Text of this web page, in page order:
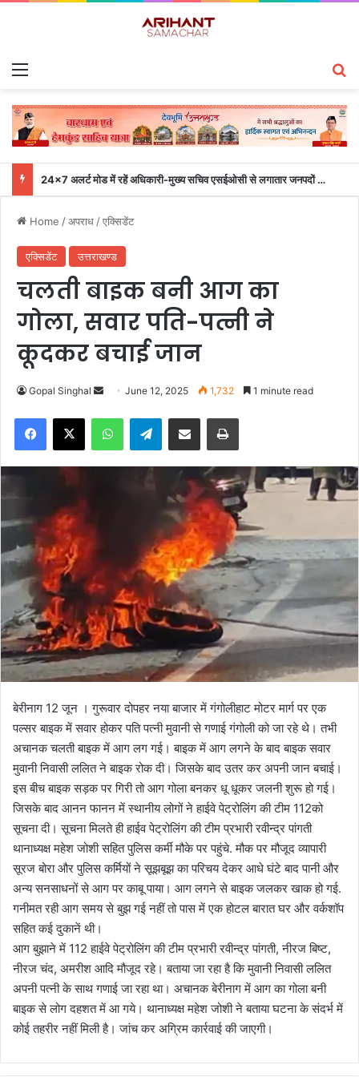
24×7 अलर्ट मोड में रहें अधिकारी-मुख्य सचिव एसईओसी से लगातार जनपदों के साथ समन्वय बनाए रखने के निर्देश
Home /अपराध /एक्सिडेंट
एक्सिडेंट उत्तराखण्ड
चलती बाइक बनी आग का
गोला, सवार पति-पत्नी ने
कूदकर बचाई जान
Gopal Singhal
n
d
a
i
l
June 12, 2025 1,732 1 minute read
Telegram
बेरीनाग 12 जून । गुरूवार दोपहर नया बाजार में गंगोलीहाट मोटर मार्ग पर एक
पल्सर बाइक में सवार होकर पति पत्नी मुवानी से गणाई गंगोली को जा रहे थे। तभी
अचानक चलती बाइक में आग लग गई। बाइक में आग लगने के बाद बाइक सवार
मुवानी निवासी ललित ने बाइक रोक दी। जिसके बाद उतर कर अपनी जान बचाई।
इस बीच बाइक सड़क पर गिरी तो आग गोला बनकर धू धूकर जलनी शुरू हो गई।
जिसके बाद आनन फानन में स्थानीय लोगों ने हाईवे पेट्रोलिंग की टीम 112को
सूचना दी। सूचना मिलते ही हाईव पेट्रोलिंग की टीम प्रभारी रवीन्द्र पांगती
थानाध्यक्ष महेश जोशी सहित पुलिस कर्मी मौके पर पहुंचे. मौक पर मौजूद व्यापारी
सूरज बोरा और पुलिस कर्मियों ने सूझबूझ का परिचय देकर आधे घंटे बाद पानी और
अन्य सनसाधनों से आग पर काबू पाया। आग लगने से बाइक जलकर खाक हो गई.
गनीमत रही आग समय से बुझ गई नहीं तो पास में एक होटल बारात घर और वर्कशॉप
सहित कई दुकानें थी।
आग बुझाने में 112 हाईवे पेट्रोलिंग की टीम प्रभारी रवीन्द्र पांगती, नीरज बिष्ट,
नीरज चंद, अमरीश आदि मौजूद रहे। बताया जा रहा है कि मुवानी निवासी ललित
अपनी पत्नी के साथ गणाई जा रहा था। अचानक बेरीनाग में आग का गोला बनी
बाइक से लोग दहशत में आ गये। थानाध्यक्ष महेश जोशी ने बताया घटना के संदर्भ में
कोई तहरीर नहीं मिली है। जांच कर अग्रिम कार्रवाई की जाएगी।